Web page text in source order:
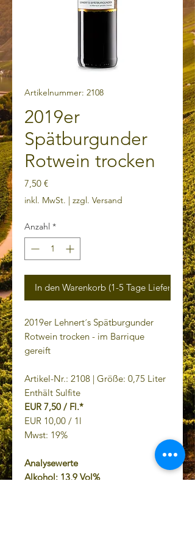
Artikelnummer: 2108
2019er
Spätburgunder
Rotwein trocken
7,50 €Preis
inkl. MwSt. | zzgl. Versand
Anzahl *
In den Warenkorb (1-5 Tage Lieferzeit)
2019er Lehnert´s Spätburgunder
Rotwein trocken - im Barrique
gereift
Artikel-Nr.: 2108 | Größe: 0,75 Liter
Enthält Sulfite
EUR 7,50 / Fl.*
EUR 10,00 / 1l
Mwst: 19%
Analysewerte
Alkohol: 13,9 Vol%